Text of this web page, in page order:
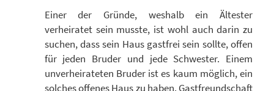
Einer der Gründe, weshalb ein Ältester
verheiratet sein musste, ist wohl auch darin zu
suchen, dass sein Haus gastfrei sein sollte, offen
für jeden Bruder und jede Schwester. Einem
unverheirateten Bruder ist es kaum möglich, ein
solches offenes Haus zu haben. Gastfreundschaft